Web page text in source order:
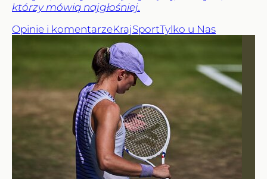
którzy mówią najgłośniej.
Opinie i komentarzeKrajSportTylko u Nas